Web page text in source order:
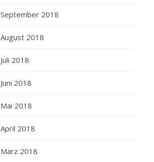
September 2018
August 2018
Juli 2018
Juni 2018
Mai 2018
April 2018
März 2018